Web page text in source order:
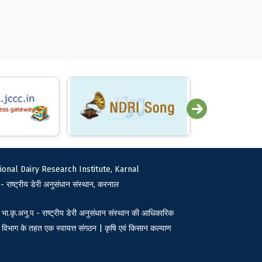
Dairy Research Institute, Karnal
राष्ट्रीय डेरी अनुसंधान संस्थान, करनाल
भा.कृ.अनु.प - राष्ट्रीय डेरी अनुसंधान संस्थान की आधिकारिक
के तहत एक स्वायत्त संगठन | कृषि एवं किसान कल्याण